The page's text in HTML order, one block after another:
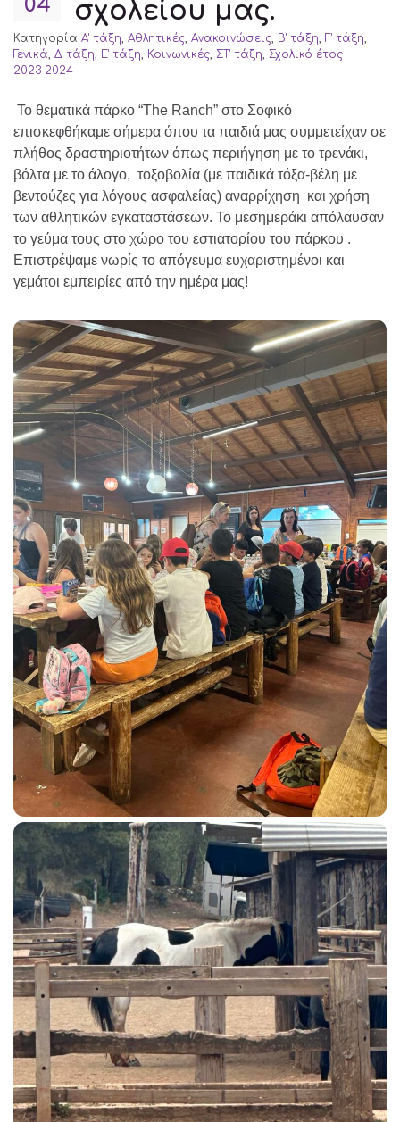
σχολείου μας.
Κατηγορία Α' τάξη Αθλητικές Ανακοινώσεις Β' τάξη Γ' τάξη
Γενικά Δ' τάξη Ε' τάξη Κοινωνικές ΣΤ' τάξη Σχολικό έτος
2023-2024
Το θεματικά πάρκο “The Ranch” στο Σοφικό
επισκεφθήκαμε σήμερα όπου τα παιδιά μας συμμετείχαν σε
πλήθος δραστηριοτήτων όπως περιήγηση με το τρενάκι,
βόλτα με το άλογο, τοξοβολία (με παιδικά τόξα-βέλη με
βεντούζες για λόγους ασφαλείας) αναρρίχηση και χρήση
των αθλητικών εγκαταστάσεων. Το μεσημεράκι απόλαυσαν
το γεύμα τους στο χώρο του εστιατορίου του πάρκου .
Επιστρέψαμε νωρίς το απόγευμα ευχαριστημένοι και
γεμάτοι εμπειρίες από την ημέρα μας!